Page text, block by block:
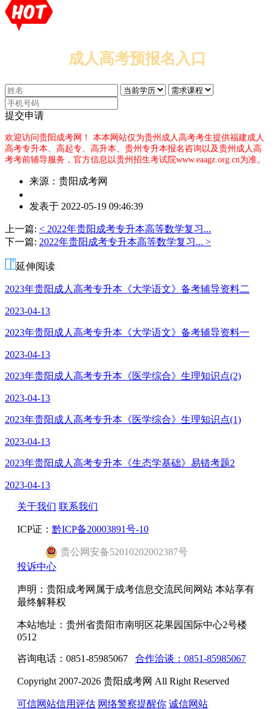
成人高考预报名入口
提交申请
欢迎访问贵阳成考网！ 本本网站仅为贵州成人高考考生提供福建成人
高考专升本、高起专、高升本、贵州专升本报名咨询以及贵州成人高
考考前辅导服务，官方信息以贵州招生考试院www.eaagz.org.cn为准。
来源：贵阳成考网
者：
老
师
发表于 2022-05-19 09:46:39
上一篇: < 2022年贵阳成考专升本高等数学复习...
下一篇: 2022年贵阳成考专升本高等数学复习... >
延伸阅读
2023年贵阳成人高考专升本《大学语文》备考辅导资料二
2023-04-13
2023年贵阳成人高考专升本《大学语文》备考辅导资料一
2023-04-13
2023年贵阳成人高考专升本《医学综合》生理知识点(2)
2023-04-13
2023年贵阳成人高考专升本《医学综合》生理知识点(1)
2023-04-13
2023年贵阳成人高考专升本《生态学基础》易错考题2
2023-04-13
关于我们 联系我们
ICP证： 黔ICP备20003891号-10
贵公网安备52010202002387号
投诉中心
声明：贵阳成考网属于成考信息交流民间网站 本站享有
最终解释权
本站地址：贵州省贵阳市南明区花果园国际中心2号楼
0512
咨询电话：0851-85985067 合作洽谈：0851-85985067
Copyright 2007-2026 贵阳成考网 All Right Reserved
可信网站信用评估 网络警察提醒你 诚信网站